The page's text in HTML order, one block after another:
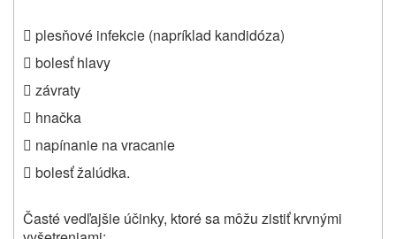
 plesňové infekcie (napríklad kandidóza)
 bolesť hlavy
 závraty
 hnačka
 napínanie na vracanie
 bolesť žalúdka.
Časté vedľajšie účinky, ktoré sa môžu zistiť krvnými